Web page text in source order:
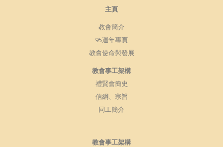
主頁
教會簡介
95週年專頁
教會使命與發展
教會事工架構
禮賢會簡史
信綱、宗旨
同工簡介
教會事工架構